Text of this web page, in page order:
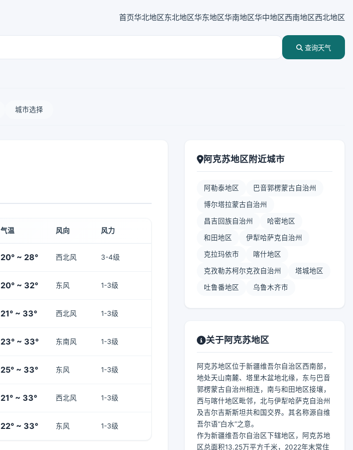
首页华北地区东北地区华东地区华南地区华中地区西南地区西北地区
查询天气
城市选择
气温 风向 风力
20° ~ 28° 西北风 3-4级
20° ~ 32° 东风 1-3级
21° ~ 33° 西北风 1-3级
23° ~ 33° 东南风 1-3级
25° ~ 33° 东风 1-3级
21° ~ 33° 西北风 1-3级
22° ~ 33° 东风 1-3级
阿克苏地区附近城市
阿勒泰地区 巴音郭楞蒙古自治州
博尔塔拉蒙古自治州
昌吉回族自治州 哈密地区
和田地区 伊犁哈萨克自治州
克拉玛依市 喀什地区
克孜勒苏柯尔克孜自治州 塔城地区
吐鲁番地区 乌鲁木齐市
关于阿克苏地区
阿克苏地区位于新疆维吾尔自治区西南部，
地处天山南麓、塔里木盆地北缘，东与巴音
郭楞蒙古自治州相连，南与和田地区接壤，
西与喀什地区毗邻，北与伊犁哈萨克自治州
及吉尔吉斯斯坦共和国交界。其名称源自维
吾尔语“白水”之意。
作为新疆维吾尔自治区下辖地区，阿克苏地
区总面积13.25万平方千米，2022年末常住